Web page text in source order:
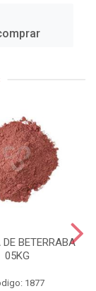
BETERRABA
05KG
1877